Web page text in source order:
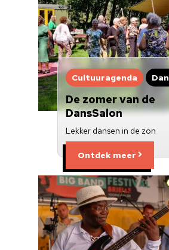
Cultuuragenda
De zomer van de
DansSalon
Lekker dansen in de zon
Ontdek meer